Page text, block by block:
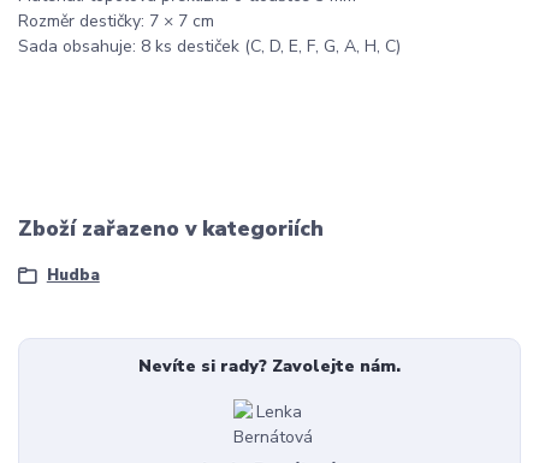
Rozměr destičky: 7 × 7 cm
Sada obsahuje: 8 ks destiček (C, D, E, F, G, A, H, C)
Zboží zařazeno v kategoriích
Hudba
Nevíte si rady? Zavolejte nám.